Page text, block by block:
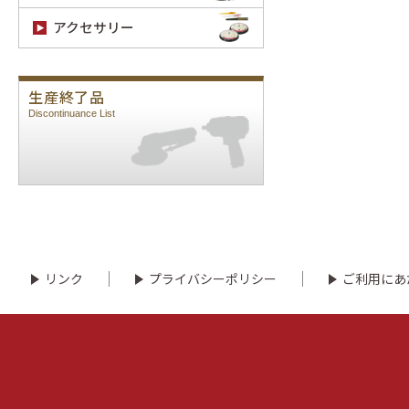
アクセサリー
生産終了品
Discontinuance List
リンク プライバシーポリシー ご利用に